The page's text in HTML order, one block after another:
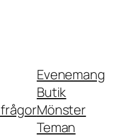
Evenemang
Butik
Mönster
Teman